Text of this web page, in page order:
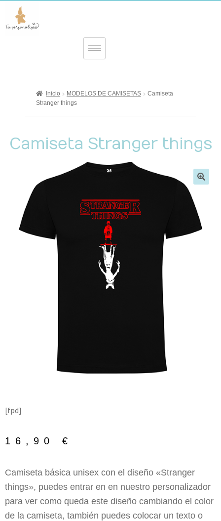
Inicio MODELOS DE CAMISETAS
Camiseta
Stranger things
Camiseta Stranger things
[fpd]
16,90 €
Camiseta básica unisex con el diseño «Stranger
things», puedes entrar en en nuestro personalizador
para ver como queda este diseño cambiando el color
de la camiseta, también puedes colocar un texto o